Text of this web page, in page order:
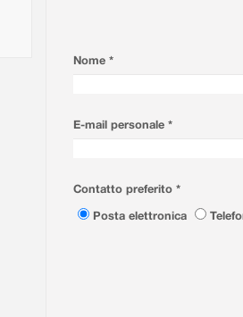
Nome *
E-mail personale *
Contatto preferito *
Posta elettronica